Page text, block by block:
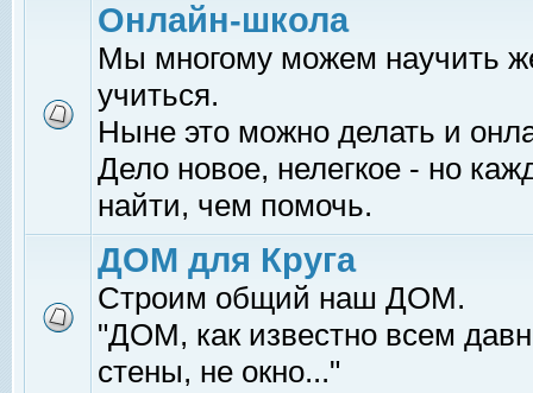
Онлайн-школа
Мы многому можем научить
учиться.
Ныне это можно делать и
Дело новое, нелегкое - но
найти, чем помочь.
ДОМ для Круга
Строим общий наш ДОМ.
"ДОМ, как известно всем
стены, не окно..."